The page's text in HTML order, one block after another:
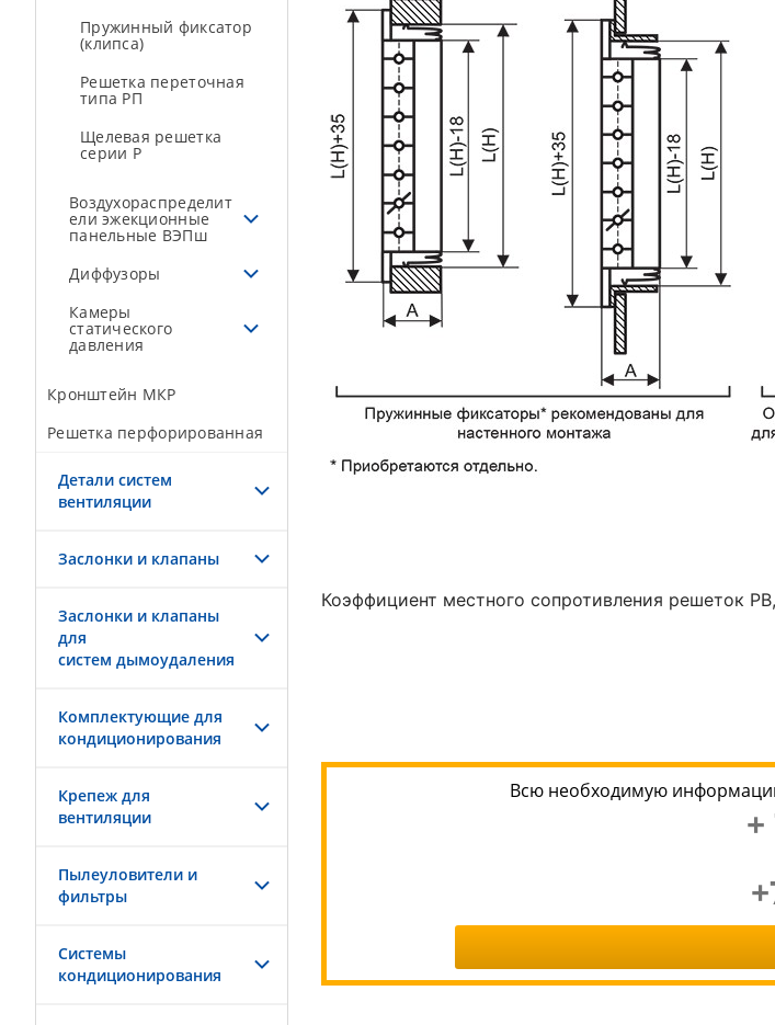
Пружинный фиксатор
(клипса)
Решетка переточная
типа РП
Щелевая решетка
серии Р
Воздухораспределит
ели эжекционные
панельные ВЭПш
Диффузоры
Камеры
статического
давления
Кронштейн МКР
Решетка перфорированная
Детали систем
вентиляции
Заслонки и клапаны
Заслонки и клапаны
для
систем дымоудаления
Комплектующие для
кондиционирования
Крепеж для
вентиляции
Пылеуловители и
фильтры
Системы
кондиционирования
Коэффициент местного сопротивления решеток
Всю необходимую